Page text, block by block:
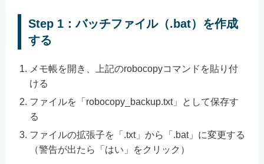
Step 1：バッチファイル（.bat）を作成
する
メモ帳を開き、上記のrobocopyコマンドを貼り付
ける
ファイルを「robocopy_backup.txt」として保存す
る
ファイルの拡張子を「.txt」から「.bat」に変更する
（警告が出たら「はい」をクリック）